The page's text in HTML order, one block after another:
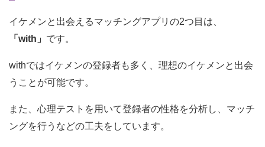
イケメンと出会えるマッチングアプリの2つ目は、
「with」 です。
withではイケメンの登録者も多く、理想のイケメンと出会
うことが可能です。
また、心理テストを用いて登録者の性格を分析し、マッチ
ングを行うなどの工夫をしています。